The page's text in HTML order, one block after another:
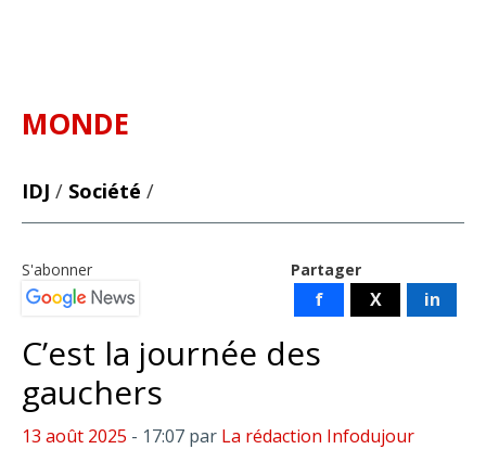
MONDE
IDJ / Société /
Partager
f X in
S'abonner
C’est la journée des
gauchers
13 août 2025 - 17:07 par La rédaction Infodujour